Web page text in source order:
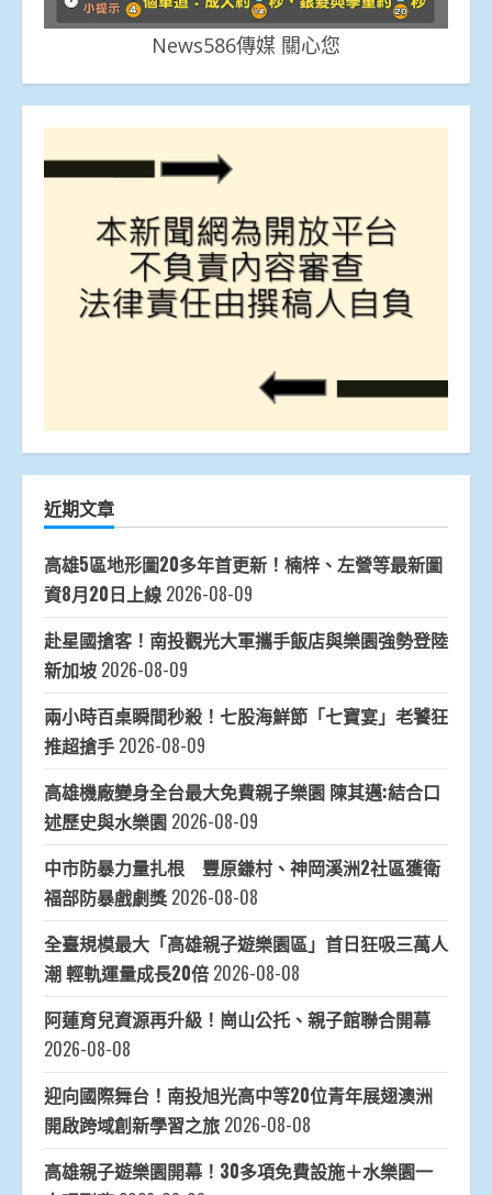
News586傳媒 關心您
近期文章
高雄5區地形圖20多年首更新！楠梓、左營等最新圖
資8月20日上線 2026-08-09
赴星國搶客！南投觀光大軍攜手飯店與樂園強勢登陸
新加坡 2026-08-09
兩小時百桌瞬間秒殺！七股海鮮節「七寶宴」老饕狂
推超搶手 2026-08-09
高雄機廠變身全台最大免費親子樂園 陳其邁:結合口
述歷史與水樂園 2026-08-09
中市防暴力量扎根 豐原鎌村、神岡溪洲2社區獲衛
福部防暴戲劇獎 2026-08-08
全臺規模最大「高雄親子遊樂園區」首日狂吸三萬人
潮 輕軌運量成長20倍 2026-08-08
阿蓮育兒資源再升級！崗山公托、親子館聯合開幕
2026-08-08
迎向國際舞台！南投旭光高中等20位青年展翅澳洲
開啟跨域創新學習之旅 2026-08-08
高雄親子遊樂園開幕！30多項免費設施＋水樂園一